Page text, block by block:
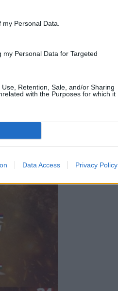
Personal Data.
Personal Data for Targeted
Retention, Sale, and/or Sharing
with the Purposes for which it
Data Access Privacy Policy